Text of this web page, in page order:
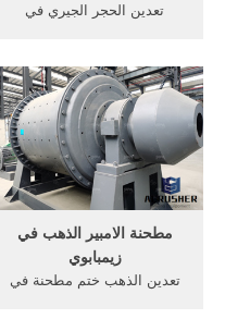
تعدين الحجر الجيري في
الجيري التعدين الحفر تحسين
الاداء لعمليات الحفر والتفجير
لتقليل تكاليف التعدين في
محجر الحجر الجيري بشركة
أسمنت اسيوط. 16 آذار
(مارس) 2011 .get price
مطحنة الامبير الذهب في
زيمبابوي
تعدين الذهب ختم مطحنة في